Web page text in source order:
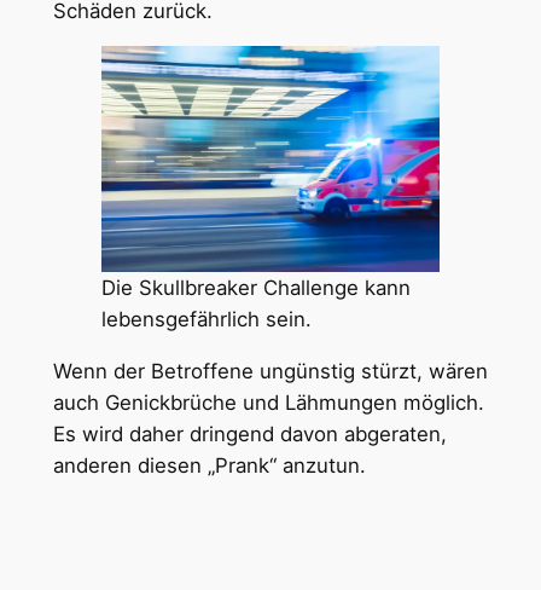
Schäden zurück.
Die Skullbreaker Challenge kann
lebensgefährlich sein.
Wenn der Betroffene ungünstig stürzt, wären
auch Genickbrüche und Lähmungen möglich.
Es wird daher dringend davon abgeraten,
anderen diesen „Prank“ anzutun.